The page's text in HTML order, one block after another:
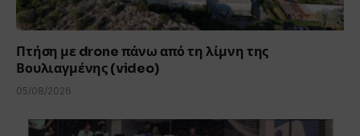
Πτήση με drone πάνω από τη λίμνη της
Βουλιαγμένης (video)
05/08/2026